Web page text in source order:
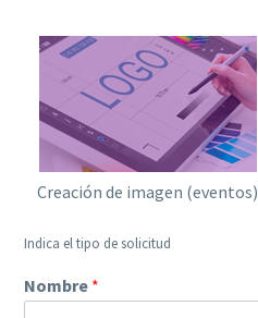
Creación de imagen (eventos)
Indica el tipo de solicitud
Nombre *